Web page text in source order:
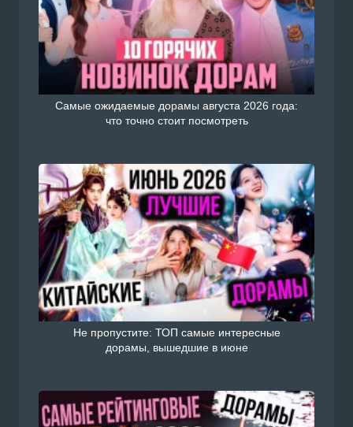
Самые ожидаемые дорамы августа 2026 года:
что точно стоит посмотреть
Не пропустите: ТОП самые интересные
дорамы, вышедшие в июне